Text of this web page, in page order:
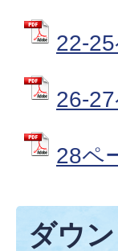
22-
26-
28ペ
ダウ